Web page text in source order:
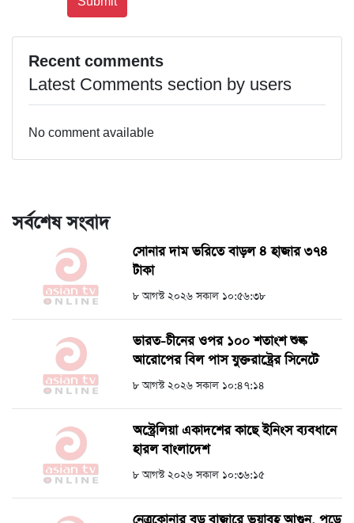
Recent comments
Latest Comments section by users
No comment available
সর্বশেষ সংবাদ
সোনার দাম ভরিতে বাড়ল ৪ হাজার ৩৭৪
টাকা
৮ আগস্ট ২০২৬ সকাল ১০:৫৬:৩৮
ভারত-চীনের ওপর ১০০ শতাংশ শুল্ক
আরোপের বিল পাস যুক্তরাষ্ট্রের সিনেটে
৮ আগস্ট ২০২৬ সকাল ১০:৪৭:১৪
অস্ট্রেলিয়া একাদশের কাছে ইনিংস ব্যবধানে
হারল বাংলাদেশ
৮ আগস্ট ২০২৬ সকাল ১০:৩৬:১৫